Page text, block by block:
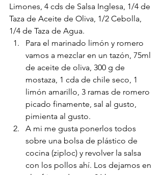
Limones, 4 cds de Salsa Inglesa, 1/4 de
Taza de Aceite de Oliva, 1/2 Cebolla,
1/4 de Taza de Agua.
Para el marinado limón y romero
vamos a mezclar en un tazón, 75ml
de aceite de oliva, 300 g de
mostaza, 1 cda de chile seco, 1
limón amarillo, 3 ramas de romero
picado finamente, sal al gusto,
pimienta al gusto.
A mi me gusta ponerlos todos
sobre una bolsa de plástico de
cocina (ziploc) y revolver la salsa
con los pollos ahí. Los dejamos en